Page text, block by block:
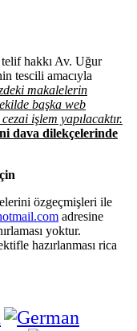
hakkı Av. Uğur
tescili amacıyla
makalelerin
başka web
işlem yapılacaktır.
dava dilekçelerinde
özgeçmişleri ile
adresine
yoktur.
hazırlanması rica